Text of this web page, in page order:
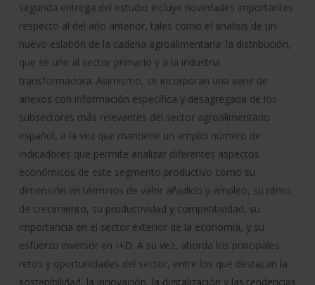
segunda entrega del estudio incluye novedades importantes
respecto al del año anterior, tales como el análisis de un
nuevo eslabón de la cadena agroalimentaria: la distribución,
que se une al sector primario y a la industria
transformadora. Asimismo, se incorporan una serie de
anexos con información específica y desagregada de los
subsectores más relevantes del sector agroalimentario
español, a la vez que mantiene un amplio número de
indicadores que permite analizar diferentes aspectos
económicos de este segmento productivo como su
dimensión en términos de valor añadido y empleo, su ritmo
de crecimiento, su productividad y competitividad, su
importancia en el sector exterior de la economía, y su
esfuerzo inversor en I+D. A su vez, aborda los principales
retos y oportunidades del sector, entre los que destacan la
sostenibilidad, la innovación, la digitalización y las tendencias